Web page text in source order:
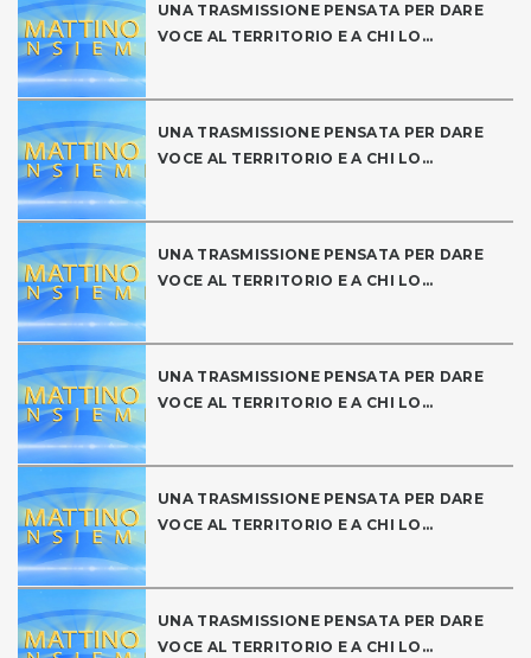
UNA TRASMISSIONE PENSATA PER DARE
VOCE AL TERRITORIO E A CHI LO...
UNA TRASMISSIONE PENSATA PER DARE
VOCE AL TERRITORIO E A CHI LO...
UNA TRASMISSIONE PENSATA PER DARE
VOCE AL TERRITORIO E A CHI LO...
UNA TRASMISSIONE PENSATA PER DARE
VOCE AL TERRITORIO E A CHI LO...
UNA TRASMISSIONE PENSATA PER DARE
VOCE AL TERRITORIO E A CHI LO...
UNA TRASMISSIONE PENSATA PER DARE
VOCE AL TERRITORIO E A CHI LO...